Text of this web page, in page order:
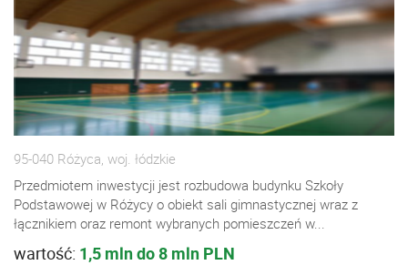
95-040 Różyca, woj. łódzkie
Przedmiotem inwestycji jest rozbudowa budynku Szkoły
Podstawowej w Różycy o obiekt sali gimnastycznej wraz z
łącznikiem oraz remont wybranych pomieszczeń w...
wartość: 1,5 mln do 8 mln PLN